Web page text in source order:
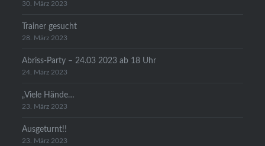
30. März 2023
Trainer gesucht
28. März 2023
Abriss-Party – 24.03 2023 ab 18 Uhr
24. März 2023
„Viele Hände…
23. März 2023
Ausgeturnt!!
23. März 2023